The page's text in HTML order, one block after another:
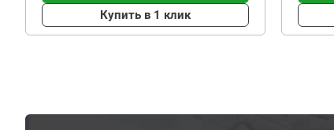
Купить в 1 клик